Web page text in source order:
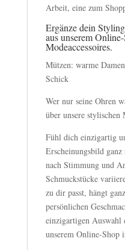
Arbeit, eine zum
Ergänze dein
aus unserem
Modeaccessoires.
Mützen: warme
Schick
Wer nur seine Ohren
über unsere stylischen
Fühl dich einzigartig
Erscheinungsbild ganz
nach Stimmung und
Schmuckstücke
zu dir passt, hängt
persönlichen
einzigartigen Auswahl
unserem Online-Shop